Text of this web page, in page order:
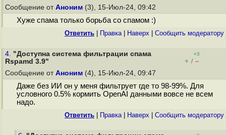
Сообщение от Аноним (3), 15-Июл-24, 09:42
Хуже спама только борьба со спамом :)
Ответить Правка| Наверх Cообщить модератору
4. "Доступна система фильтрации спама
Rspamd 3.9"
+3
+ / –
Сообщение от Аноним (4), 15-Июл-24, 09:47
Даже без ИИ он у меня фильтрует где то 98-99%. Для
условного 0.5% кормить OpenAI данными вовсе не всем
надо.
Ответить Правка| Наверх Cообщить модератору